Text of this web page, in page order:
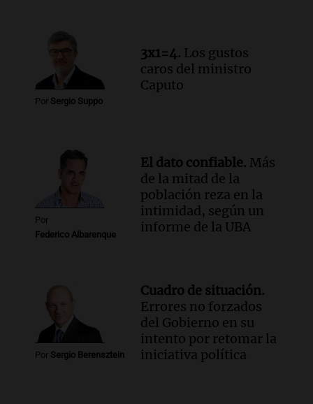
Panorama Federal
Episodios
Audio.Tormentas y filtraciones: "El
agua entra por donde menos
imaginamos"
Por Sergio Suppo
3x1=4. Los gustos
caros del ministro
Caputo
Por
Federico Albarenque
El dato confiable. Más
de la mitad de la
población reza en la
intimidad, según un
informe de la UBA
Por Sergio Berensztein
Cuadro de situación.
Errores no forzados
del Gobierno en su
intento por retomar la
iniciativa política